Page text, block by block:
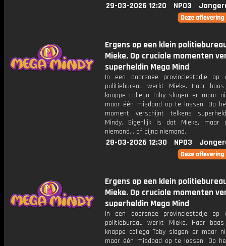
29-03-2026 12:20 NPO3
Ergens op een klein
Mieke. Op cruciale momenten
superheldin Mega Mind
In een doorsnee provinciestadje op
politiebureau werkt Mieke. Haar
knappe collega Toby slagen er maar
maar één misdaad op te lossen. Op
moment verschijnt telkens
Mindy. Eigenlijk is dat Mieke, maar
niemand... of bijna niemand.
28-03-2026 12:30 NPO3
Ergens op een klein
Mieke. Op cruciale momenten
superheldin Mega Mind
In een doorsnee provinciestadje op
politiebureau werkt Mieke. Haar
knappe collega Toby slagen er maar
maar één misdaad op te lossen. Op